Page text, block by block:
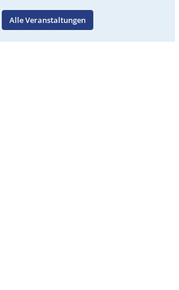
Alle Veranstaltungen